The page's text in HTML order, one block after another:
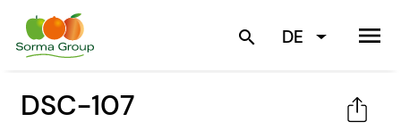
search DE menu
DSC-107